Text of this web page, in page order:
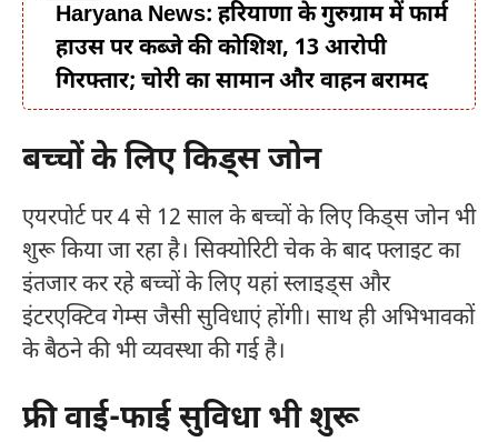
Haryana News: हरियाणा के गुरुग्राम में फार्म
हाउस पर कब्जे की कोशिश, 13 आरोपी
गिरफ्तार; चोरी का सामान और वाहन बरामद
बच्चों के लिए किड्स जोन
एयरपोर्ट पर 4 से 12 साल के बच्चों के लिए किड्स जोन भी
शुरू किया जा रहा है। सिक्योरिटी चेक के बाद फ्लाइट का
इंतजार कर रहे बच्चों के लिए यहां स्लाइड्स और
इंटरएक्टिव गेम्स जैसी सुविधाएं होंगी। साथ ही अभिभावकों
के बैठने की भी व्यवस्था की गई है।
फ्री वाई-फाई सुविधा भी शुरू